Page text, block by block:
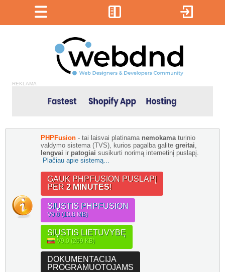
REKLAMA
PHPFusion - tai laisvai platinama nemokama turinio
valdymo sistema (TVS), kurios pagalba galite greitai
lengvai ir patogiai susikurti norimą internetinį puslapį.
Plačiau apie sistemą...
GAUK PHPFUSION PUSLAPĮ
PER 2 MINUTES!
SIŲSTIS PHPFUSION
V9.0 (10.8 MB)
SIŲSTIS LIETUVYBĘ
V9.0 (269 KB)
DOKUMENTACIJA
PROGRAMUOTOJAMS